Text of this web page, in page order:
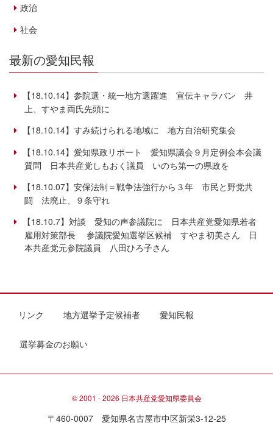
政治
社会
最新の愛知民報
【18.10.14】参院選・統一地方選躍進 宣伝キャラバン 井
上、すやま両氏先頭に
【18.10.14】すみ続けられる地域に 地方自治研究集会
【18.10.14】愛知県政リポート 愛知県議会９月定例会本会議
質問 日本共産党しもおく議員 いのち第一の県政を
【18.10.07】安保法制＝戦争法強行から３年 市民と野党共
闘 法廃止、９条守れ
【18.10.7】対談 愛知の声参議院に 日本共産党愛知県若者
雇用対策部長 参議院愛知選挙区候補 すやま初美さん 日
本共産党元参院議員 八田ひろ子さん
リンク 地方選挙予定候補者 愛知民報
選挙募金のお願い
© 2001 - 2026 日本共産党愛知県委員会
〒460-0007 愛知県名古屋市中区新栄3-12-25